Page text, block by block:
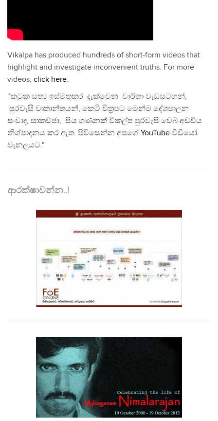
Vikalpa has produced hundreds of short-form videos that
highlight and investigate inconvenient truths. For more
videos, click here.
"කටුක සත්‍ය ඉස්මතුකර දැක්වෙන වාර්තා වැඩසටහන්,
පුරවැසි වෘතාන්තයන්, කෙටි චිත්‍රපට මෙන්ම දේශපාලන
සංවාද, සාකච්ඡා, සිය ගණනක් විකල්ප පුරවැසි වෙබ් අඩවිය
නිශ්පාදනය කර ඇත. පිවිසෙන්න අපගේ YouTube වීඩියෝ
චැනලයට."
ආරක්ෂාවන්න..!